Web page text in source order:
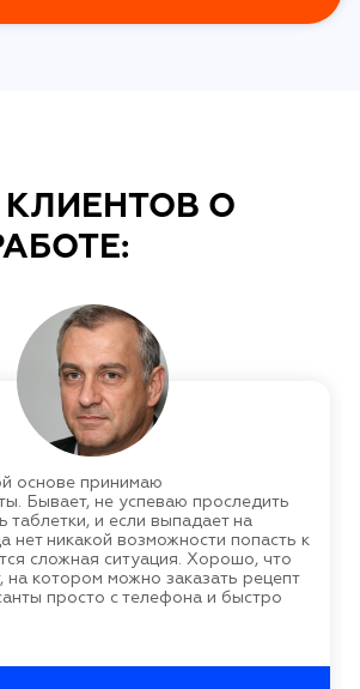
О
основе принимаю
Бывает, не успеваю проследить
таблетки, и если выпадает на
нет никакой возможности попасть к
сложная ситуация. Хорошо, что
на котором можно заказать рецепт
просто с телефона и быстро